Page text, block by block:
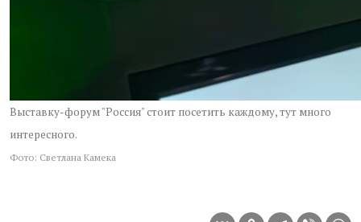
Выставку-форум "Россия" стоит посетить каждому, тут много
интересного.
Фото: Светлана Камека